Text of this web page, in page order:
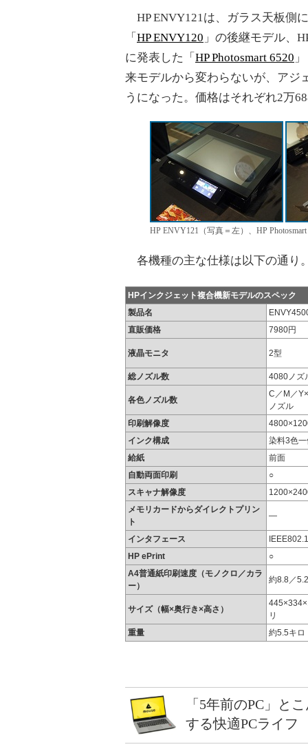
HP ENVY121は、ガラス天板側
「 HP ENVY120 」の後継モデル、
に発表した「 HP Photosmart 6520
来モデルから変わらないが、アジ
うになった。価格はそれぞれ2万
HP ENVY121（写真＝左）、HP
各機種の主な仕様は以下の通り
HPインクジェット複合機新モデルのスペック
製品名
直販価格
7980円
液晶モニタ 2型
総ノズル数 4080ノズ
各色ノズル数
C／M／
ノズル
印刷解像度
インク構成
染料3色
給紙
前面
自動両面印刷
○
スキャナ解像度
メモリカードからダイレクトプリン
ト
―
インタフェース
HP ePrint
○
A4普通紙印刷速度（モノクロ／カラ
ー）
約8.8／
サイズ（幅×奥行き×高さ）
リ
重量
約5.5キロ
「5年前のPC」と
する快適PCライフ